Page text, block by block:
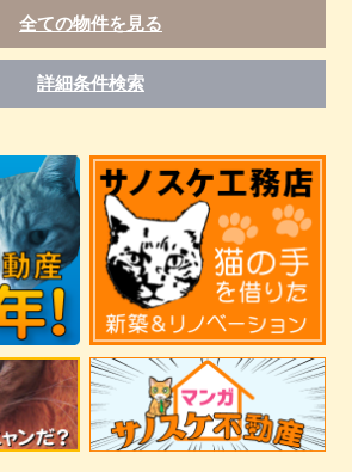
全ての物件を見る
詳細条件検索